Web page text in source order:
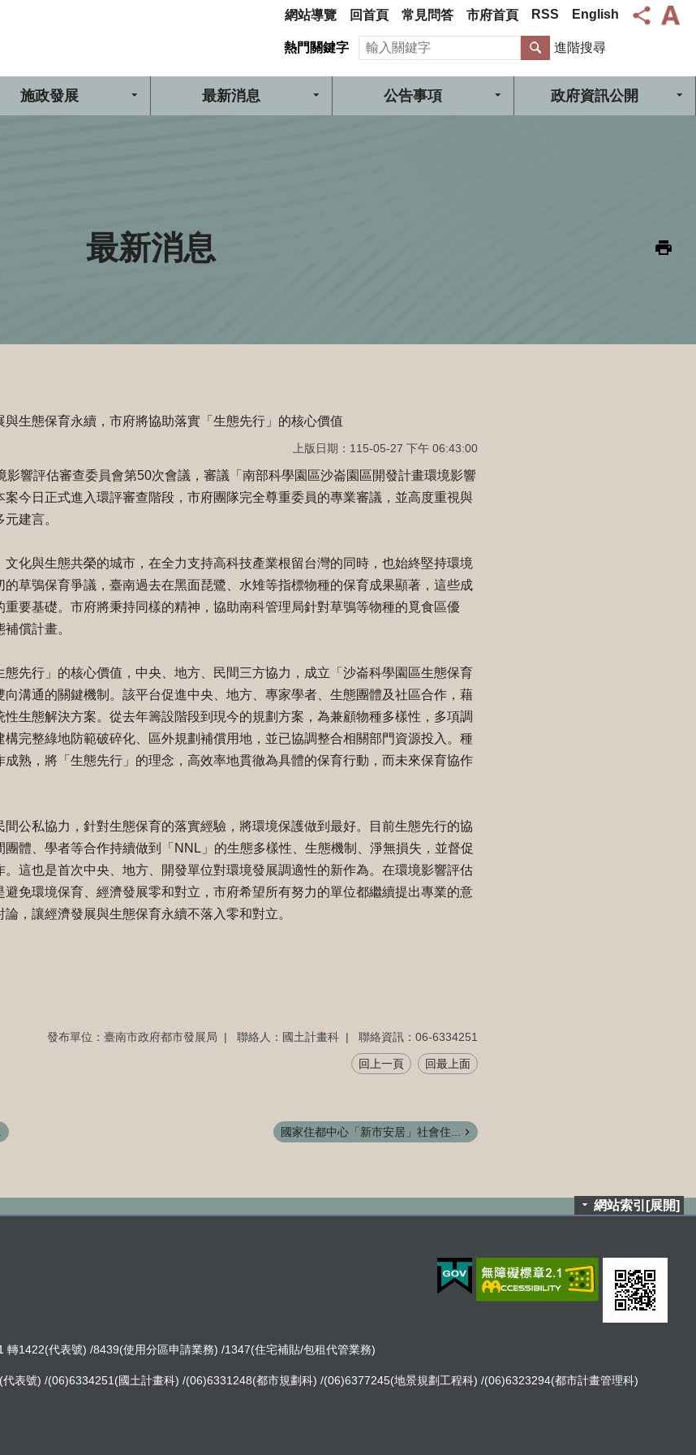
網站導覽 回首頁 常見問答 市府首頁 RSS English
施政發展 最新消息 公告事項 政府資訊公開
熱門關鍵字 搜尋 進階搜尋
最新消息
生態保育永續，市府將協助落實「生態先行」的核心價值
上版日期：115-05-27 下午 06:43:00
響評估審查委員會第50次會議，審議「南部科學園區沙崙園區開發計畫環境影響
今日正式進入環評審查階段，市府團隊完全尊重委員的專業審議，並高度重視與
建言。
化與生態共榮的城市，在全力支持高科技產業根留台灣的同時，也始終堅持環境
草鴞保育爭議，臺南過去在黑面琵鷺、水雉等指標物種的保育成果顯著，這些成
要基礎。市府將秉持同樣的精神，協助南科管理局針對草鴞等物種的覓食區優
償計畫。
先行」的核心價值，中央、地方、民間三方協力，成立「沙崙科學園區生態保育
溝通的關鍵機制。該平台促進中央、地方、專家學者、生態團體及社區合作，藉
生態解決方案。從去年籌設階段到現今的規劃方案，為兼顧物種多樣性，多項調
完整綠地防範破碎化、區外規劃補償用地，並已協調整合相關部門資源投入。種
熟，將「生態先行」的理念，高效率地貫徹為具體的保育行動，而未來保育協作
公私協力，針對生態保育的落實經驗，將環境保護做到最好。目前生態先行的協
體、學者等合作持續做到「NNL」的生態多樣性、生態機制、淨無損失，並督促
這也是首次中央、地方、開發單位對環境發展調適性的新作為。在環境影響評估
免環境保育、經濟發展零和對立，市府希望所有努力的單位都繼續提出專業的意
，讓經濟發展與生態保育永續不落入零和對立。
發布單位：臺南市政府都市發展局 聯絡人：國土計畫科 聯絡資訊：06-6334251
回上一頁 回最上面
國家住都中心「新市安居」社會住...
網站索引[展開]
1422(代表號) /8439(使用分區申請業務) /1347(住宅補貼/包租代管業務)
號) /(06)6334251(國土計畫科) /(06)6331248(都市規劃科) /(06)6377245(地景規劃工程科) /(06)6323294(都市計畫管理科)